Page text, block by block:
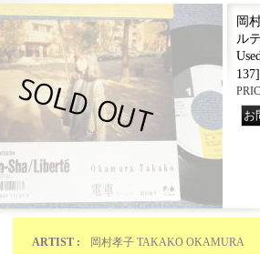
岡
ル
137]
ARTIST : 岡村孝子 TAKAKO OKAMURA